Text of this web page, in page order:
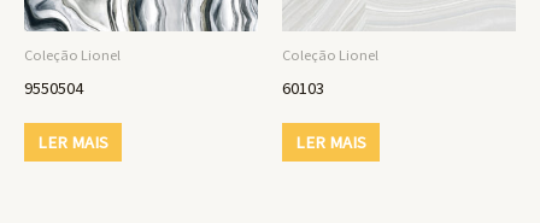
Coleção Lionel
9550504
LER MAIS
Coleção Lionel
60103
LER MAIS